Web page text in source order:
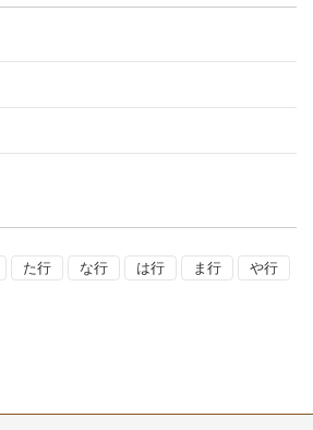
た行 な行 は行 ま行 や行